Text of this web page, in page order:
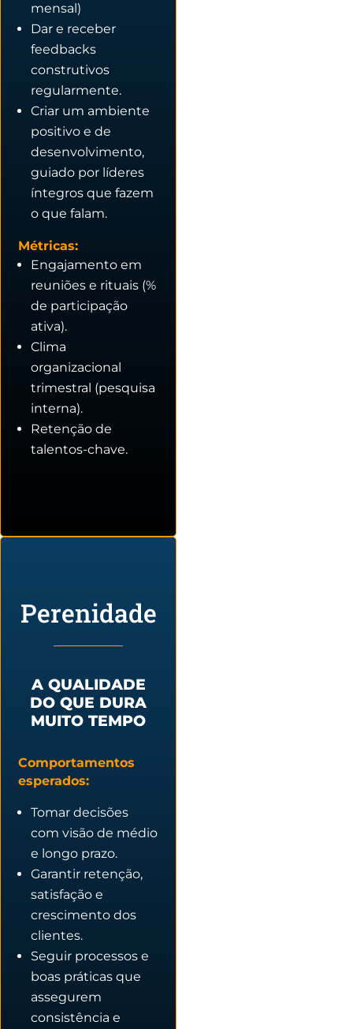
mensal)
Dar e receber
feedbacks
construtivos
regularmente.
Criar um ambiente
positivo e de
desenvolvimento,
guiado por líderes
íntegros que fazem
o que falam.
Métricas:
Engajamento em
reuniões e rituais (%
de participação
ativa).
Clima
organizacional
trimestral (pesquisa
interna).
Retenção de
talentos-chave.
Perenidade
A QUALIDADE
DO QUE DURA
MUITO TEMPO
Comportamentos
esperados:
Tomar decisões
com visão de médio
e longo prazo.
Garantir retenção,
satisfação e
crescimento dos
clientes.
Seguir processos e
boas práticas que
assegurem
consistência e